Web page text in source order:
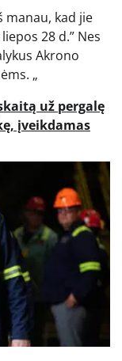
manau, kad jie
28 d.” Nes
Akrono
„
už pergalę
įveikdamas